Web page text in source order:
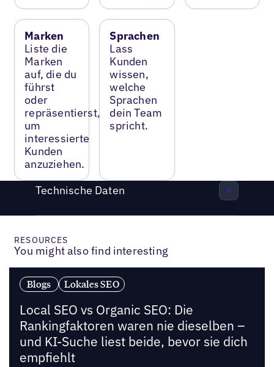
Marken
Liste die
Marken
auf, die du
führst
oder
repräsentierst,
um
interessierte
Kunden
anzuziehen.
Sprachen
Lass
Kunden
wissen,
welche
Sprachen
dein Team
spricht.
Technische Daten
RESOURCES
You might also find interesting
Blogs Lokales SEO
Local SEO vs Organic SEO: Die
Rankingfaktoren waren nie dieselben –
und KI-Suche liest beide, bevor sie dich
empfiehlt